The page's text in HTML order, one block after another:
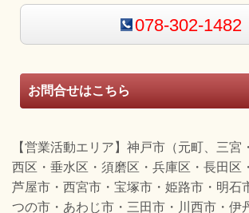
078-302-1482
お問合せはこちら
【営業活動エリア】神戸市（元町、三宮
西区・垂水区・須磨区・兵庫区・長田区
芦屋市・西宮市・宝塚市・姫路市・明石
つの市・あわじ市・三田市・川西市・伊